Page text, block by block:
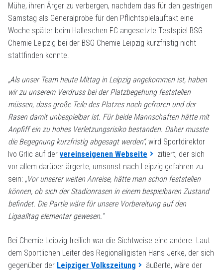
Mühe, ihren Ärger zu verbergen, nachdem das für den gestrigen
Samstag als Generalprobe für den Pflichtspielauftakt eine
Woche später beim Halleschen FC angesetzte Testspiel BSG
Chemie Leipzig bei der BSG Chemie Leipzig kurzfristig nicht
stattfinden konnte.
„Als unser Team heute Mittag in Leipzig angekommen ist, haben
wir zu unserem Verdruss bei der Platzbegehung feststellen
müssen, dass große Teile des Platzes noch gefroren und der
Rasen damit unbespielbar ist. Für beide Mannschaften hätte mit
Anpfiff ein zu hohes Verletzungsrisiko bestanden. Daher musste
die Begegnung kurzfristig abgesagt werden“, wird Sportdirektor
Ivo Grlic auf der vereinseigenen Webseite
zitiert, der sich
vor allem darüber ärgerte, umsonst nach Leipzig gefahren zu
sein: „Vor unserer weiten Anreise, hätte man schon feststellen
können, ob sich der Stadionrasen in einem bespielbaren Zustand
befindet. Die Partie wäre für unsere Vorbereitung auf den
Ligaalltag elementar gewesen.“
Bei Chemie Leipzig freilich war die Sichtweise eine andere. Laut
dem Sportlichen Leiter des Regionalligisten Hans Jerke, der sich
gegenüber der Leipziger Volkszeitung
äußerte, wäre der